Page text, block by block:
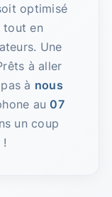
optimisé
tout en
Une
à aller
à nous
au07
un coup